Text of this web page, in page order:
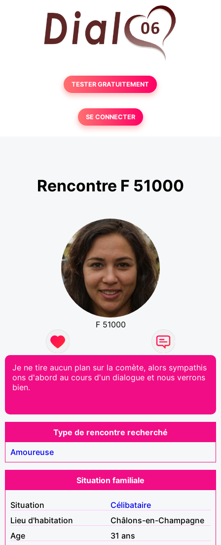
TESTER GRATUITEMENT
SE CONNECTER
Rencontre F 51000
F 51000
Je ne tire aucun plan sur la comète, alors sympathis
ons d'abord au cours d'un dialogue et nous verrons
bien.
Type de rencontre recherché
Amoureuse
Situation familiale
Situation
Célibataire
Lieu d'habitation
Châlons-en-Champagne
Age
31 ans